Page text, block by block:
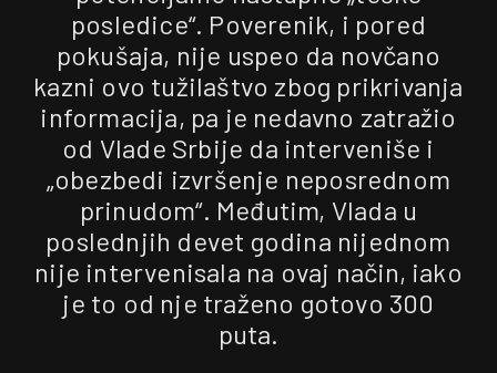
posledice“. Poverenik, i pored
pokušaja, nije uspeo da novčano
kazni ovo tužilaštvo zbog prikrivanja
informacija, pa je nedavno zatražio
od Vlade Srbije da interveniše i
„obezbedi izvršenje neposrednom
prinudom“. Međutim, Vlada u
poslednjih devet godina nijednom
nije intervenisala na ovaj način, iako
je to od nje traženo gotovo 300
puta.